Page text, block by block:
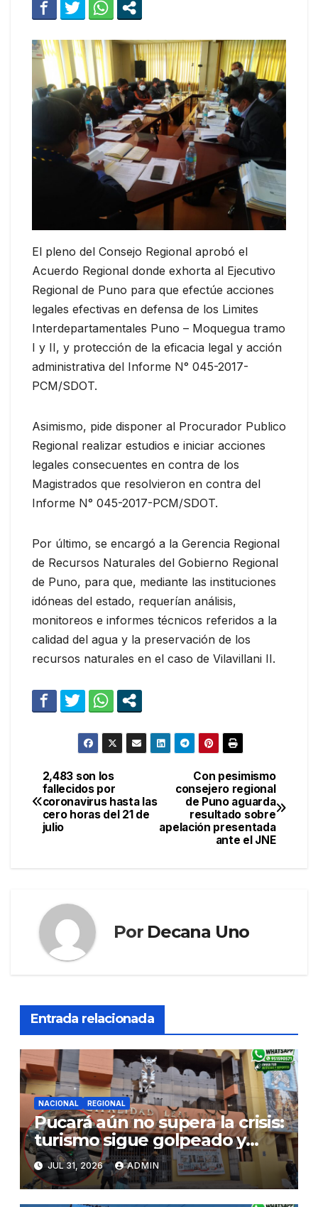
El pleno del Consejo Regional aprobó el
Acuerdo Regional donde exhorta al Ejecutivo
Regional de Puno para que efectúe acciones
legales efectivas en defensa de los Limites
Interdepartamentales Puno – Moquegua tramo
I y II, y protección de la eficacia legal y acción
administrativa del Informe N° 045-2017-
PCM/SDOT.
Asimismo, pide disponer al Procurador Publico
Regional realizar estudios e iniciar acciones
legales consecuentes en contra de los
Magistrados que resolvieron en contra del
Informe N° 045-2017-PCM/SDOT.
Por último, se encargó a la Gerencia Regional
de Recursos Naturales del Gobierno Regional
de Puno, para que, mediante las instituciones
idóneas del estado, requerían análisis,
monitoreos e informes técnicos referidos a la
calidad del agua y la preservación de los
recursos naturales en el caso de Vilavillani II.
Navegación
de
entradas
Con pesimismo
consejero regional
de Puno aguarda
resultado sobre
apelación presentada
ante el JNE
2,483 son los
fallecidos por
coronavirus hasta las
cero horas del 21 de
julio
Por Decana Uno
Entrada relacionada
NACIONAL REGIONAL
Pucará aún no supera la crisis:
turismo sigue golpeado y
alcaldesa exige al nuevo
Gobierno fondos para obras
paralizadas
JUL 31, 2026 ADMIN